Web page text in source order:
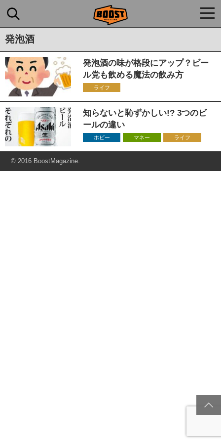
発泡酒
発泡酒の味が格段にアップ？ビー
ル党も飲める魔法の飲み方
ライフ
知らないと恥ずかしい!? 3つのビ
ールの違い
ホビー マネー ライフ
© 2016 BoostMagazine.